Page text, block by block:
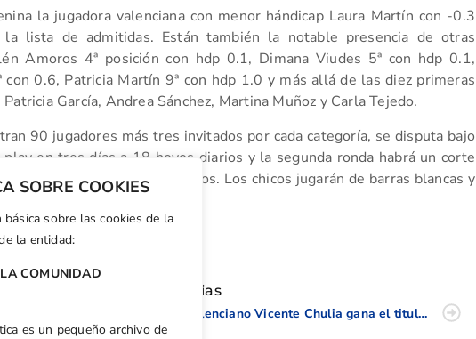
SOBRE COOKIES
sobre las cookies de la
la entidad:
COMUNIDAD
es un pequeño archivo de
la jugadora valenciana con menor hándicap Laura Martín con -0.3
lista de admitidas. Están también la notable presencia de otras
Amoros 4ª posición con hdp 0.1, Dimana Viudes 5ª con hdp 0.1,
con 0.6, Patricia Martín 9ª con hdp 1.0 y más allá de las diez primeras
García, Andrea Sánchez, Martina Muñoz y Carla Tejedo.
90 jugadores más tres invitados por cada categoría, se disputa bajo
en tres días a 18 hoyos diarios y la segunda ronda habrá un corte
los 60 mejores más empatados. Los chicos jugarán de barras blancas y
LinkedIn
Email
Otras noticias
El Valenciano Vicente Chulia gana el titulo al Mejor Clubmaker de España